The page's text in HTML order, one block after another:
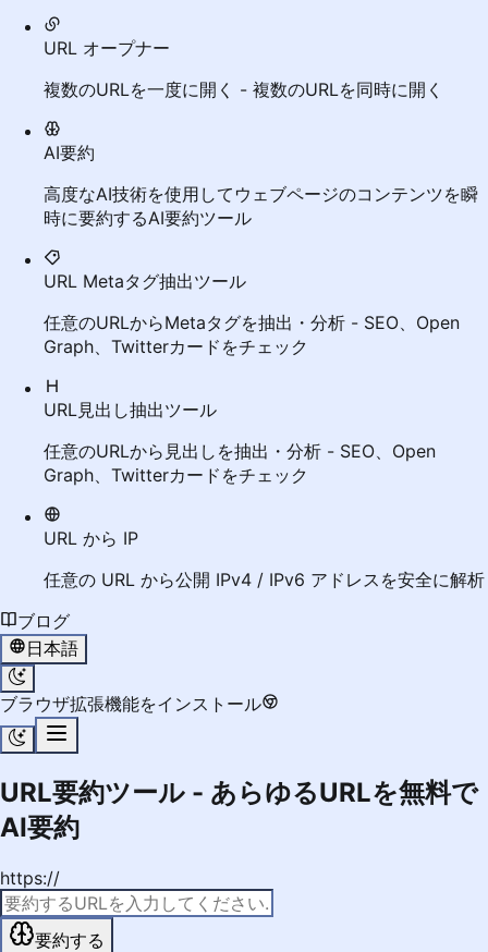
URL オープナー
複数のURLを一度に開く - 複数のURLを同時に開く
AI要約
高度なAI技術を使用してウェブページのコンテンツを瞬
時に要約するAI要約ツール
URL Metaタグ抽出ツール
任意のURLからMetaタグを抽出・分析 - SEO、Open
Graph、Twitterカードをチェック
URL見出し抽出ツール
任意のURLから見出しを抽出・分析 - SEO、Open
Graph、Twitterカードをチェック
URL から IP
任意の URL から公開 IPv4 / IPv6 アドレスを安全に解析
ブログ
日本語
ブラウザ拡張機能をインストール
URL要約ツール - あらゆるURLを無料で
AI要約
https://
要約する